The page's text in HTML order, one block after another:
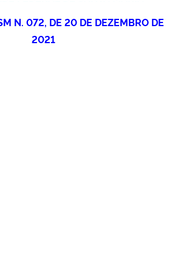
N. 072, DE 20 DE DEZEMBRO DE
2021